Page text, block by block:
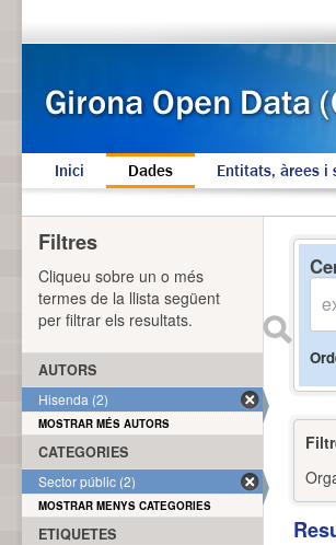
Inici Dades Entitats, àrees i
Filtres
Cliqueu sobre un o més
termes de la llista següent
per filtrar els resultats.
AUTORS
Hisenda (2)
MOSTRAR MÉS AUTORS
CATEGORIES
Sector públic (2)
MOSTRAR MENYS CATEGORIES
ETIQUETES